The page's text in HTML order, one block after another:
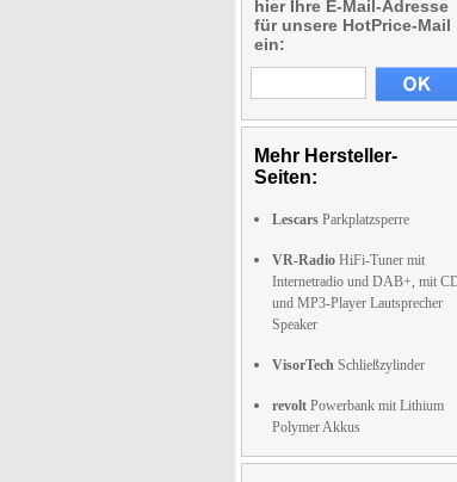
hier Ihre E-Mail-Adresse
für unsere HotPrice-Mail
ein:
Mehr Hersteller-
Seiten:
Lescars Parkplatzsperre
VR-Radio HiFi-Tuner mit
Internetradio und DAB+, mit
und MP3-Player Lautsprecher
Speaker
VisorTech Schließzylinder
revolt Powerbank mit Lithium
Polymer Akkus